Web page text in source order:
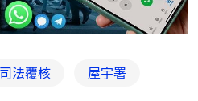
司法覆核 屋宇署